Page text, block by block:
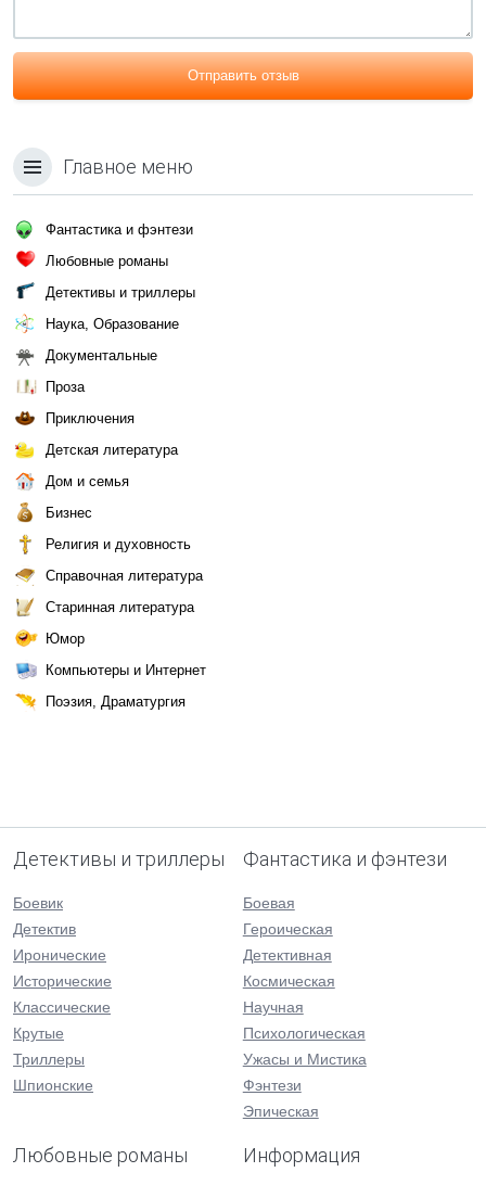
Отправить отзыв
Главное меню
Фантастика и фэнтези
Любовные романы
Детективы и триллеры
Наука, Образование
Документальные
Проза
Приключения
Детская литература
Дом и семья
Бизнес
Религия и духовность
Справочная литература
Старинная литература
Юмор
Компьютеры и Интернет
Поэзия, Драматургия
Детективы и триллеры
Боевик
Детектив
Иронические
Исторические
Классические
Крутые
Триллеры
Шпионские
Фантастика и фэнтези
Боевая
Героическая
Детективная
Космическая
Научная
Психологическая
Ужасы и Мистика
Фэнтези
Эпическая
Любовные романы Информация